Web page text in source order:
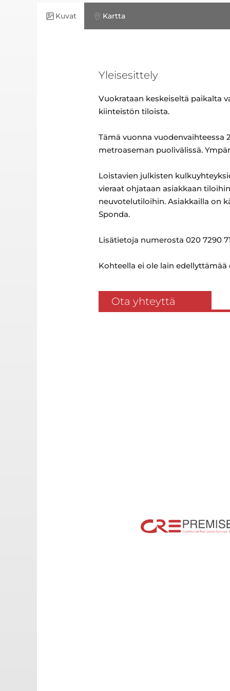
Kuvat Kartta
Yleisesittely
Vuokrataan keskeiseltä paikalta
kiinteistön tiloista.
Tämä vuonna
metroaseman puolivälissä.
Loistavien julkisten
vieraat ohjataan asiakkaan
neuvotelutiloihin. Asiakkailla on
Sponda.
Lisätietoja numerosta 020 7290
Kohteella ei ole lain
Ota yhteyttä